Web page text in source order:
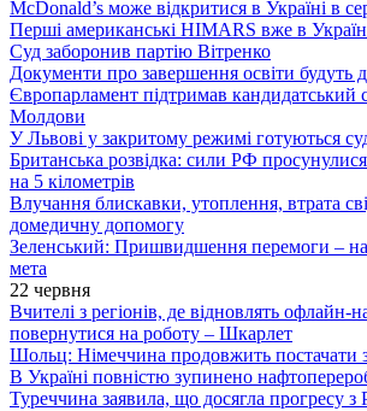
McDonald’s може відкритися в Україні в
Перші американські HIMARS вже в
Суд заборонив партію Вітренко
Документи про завершення освіти будуть
Європарламент підтримав кандидатський
Молдови
У Львові у закритому режимі готуються
Британська розвідка: сили РФ
на 5 кілометрів
Влучання блискавки, утоплення, втрата
домедичну допомогу
Зеленський: Пришвидшення перемоги –
мета
22 червня
Вчителі з регіонів, де відновлять офлайн-
повернутися на роботу – Шкарлет
Шольц: Німеччина продовжить постачати
В Україні повністю зупинено
Туреччина заявила, що досягла прогресу з